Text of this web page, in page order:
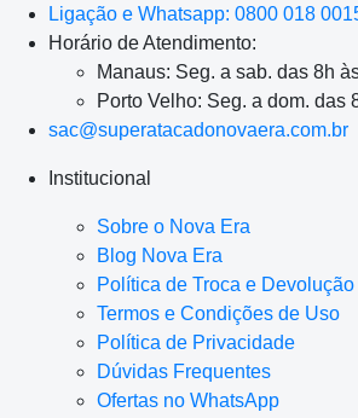
Ligação e Whatsapp: 0800 018
Horário de Atendimento:
Manaus: Seg. a sab. das 8h
Porto Velho: Seg. a dom. das
sac@superatacadonovaera.com.br
Institucional
Sobre o Nova Era
Blog Nova Era
Política de Troca e Devolução
Termos e Condições de Uso
Política de Privacidade
Dúvidas Frequentes
Ofertas no WhatsApp